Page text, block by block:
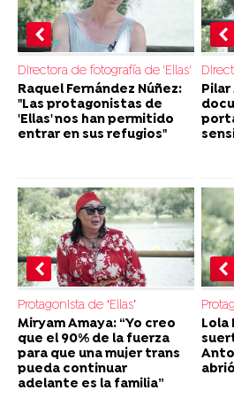
Directora de fotografía de 'Ellas'
Raquel Fernández Núñez:
"Las protagonistas de
'Ellas' nos han permitido
entrar en sus refugios"
Pilar
Protagonista de ‘Ellas’
Miryam Amaya: “Yo creo
que el 90% de la fuerza
para que una mujer trans
pueda continuar
adelante es la familia”
Lola